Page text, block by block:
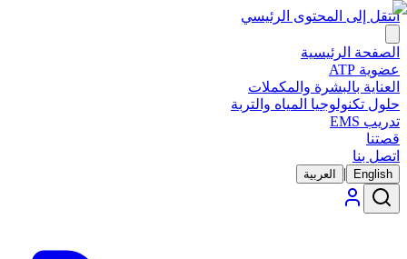
انتقل إلى المحتوى الرئيسي
الصفحة الرئيسية
عضوية ATP
العناية بالبشرة والمكملات
حلول تكنولوجيا المياه والتربة
تدريب EMS
قصتنا
اتصل بنا
English
| العربية